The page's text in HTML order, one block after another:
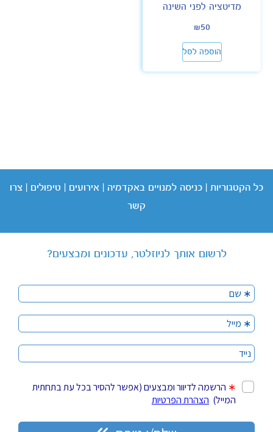
מדיטציה לפני השינה
₪50
הוספה לסל
כל הקטגוריות | כניסה למנויים באקדמיה | אירועים | טיפולים | צרו
קשר
לרשום אותך לניוזלטר, עדכונים ומבצעים?